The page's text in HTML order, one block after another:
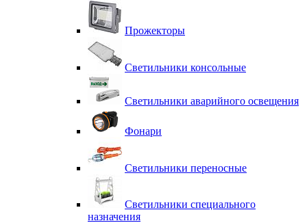
Прожекторы
Светильники консольные
Светильники аварийного освещения
Фонари
Светильники переносные
Светильники специального
назначения